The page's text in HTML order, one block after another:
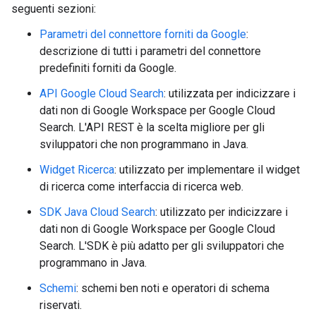
seguenti sezioni:
Parametri del connettore forniti da Google:
descrizione di tutti i parametri del connettore
predefiniti forniti da Google.
API Google Cloud Search: utilizzata per indicizzare i
dati non di Google Workspace per Google Cloud
Search. L'API REST è la scelta migliore per gli
sviluppatori che non programmano in Java.
Widget Ricerca: utilizzato per implementare il widget
di ricerca come interfaccia di ricerca web.
SDK Java Cloud Search: utilizzato per indicizzare i
dati non di Google Workspace per Google Cloud
Search. L'SDK è più adatto per gli sviluppatori che
programmano in Java.
Schemi: schemi ben noti e operatori di schema
riservati.